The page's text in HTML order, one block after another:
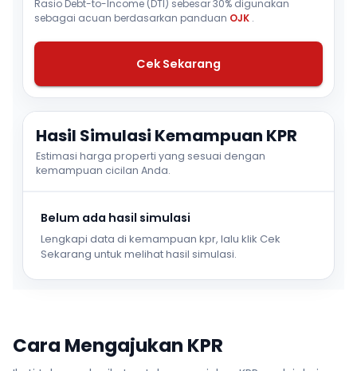
Rasio Debt-to-Income (DTI) sebesar 30% digunakan
sebagai acuan berdasarkan panduan OJK .
Cek Sekarang
Hasil Simulasi Kemampuan KPR
Estimasi harga properti yang sesuai dengan
kemampuan cicilan Anda.
Belum ada hasil simulasi
Lengkapi data di kemampuan kpr, lalu klik Cek
Sekarang untuk melihat hasil simulasi.
Cara Mengajukan KPR